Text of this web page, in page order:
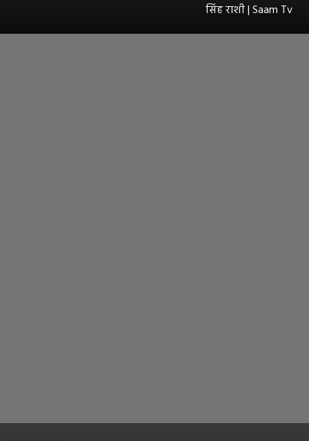
सिंह राशी | Saam Tv